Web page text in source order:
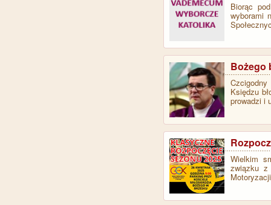
Biorąc
wyborami
Bożego
Księdzu
prowadzi i
​Wielkim
związku z